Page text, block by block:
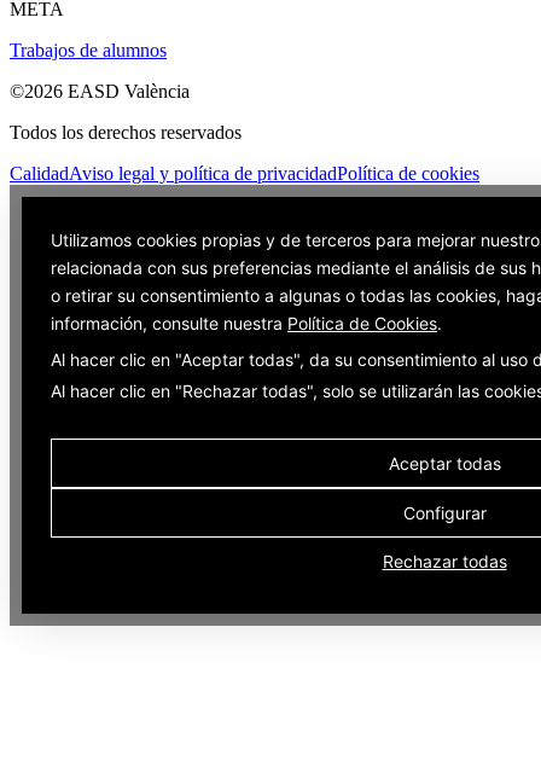
META
Trabajos de alumnos
©2026 EASD València
Todos los derechos reservados
CalidadAviso legal y política de privacidadPolítica de cookies
Utilizamos cookies propias y de terceros para mejorar
relacionada con sus preferencias mediante el análisis de sus
o retirar su consentimiento a algunas o todas las cookies,
información, consulte nuestra Política de Cookies.
Al hacer clic en "Aceptar todas", da su consentimiento al uso
Al hacer clic en "Rechazar todas", solo se utilizarán las
Aceptar todas
Configurar
Rechazar todas